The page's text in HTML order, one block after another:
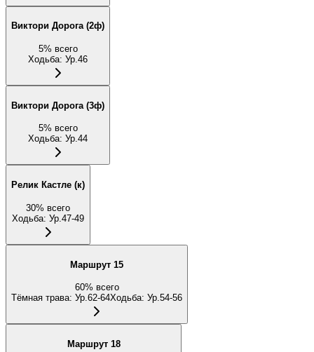
Виктори Дорога (2ф)
5% всего
Ходьба: Ур.46
Виктори Дорога (3ф)
5% всего
Ходьба: Ур.44
Релик Кастле (к)
30% всего
Ходьба: Ур.47-49
Маршрут 15
60% всего
Тёмная трава: Ур.62-64Ходьба: Ур.54-56
Маршрут 18